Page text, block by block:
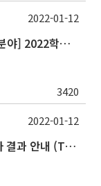
[디지털혁신공유대학사업 차세대반도체분야] 2022학년도 1학기 강원대학교 교류 수학 안내
3420
2022-01-12
2021학년도 2학기 석사 및 박사 논문심사 결과 안내 (Thesis Defense Result)
2022-01-12